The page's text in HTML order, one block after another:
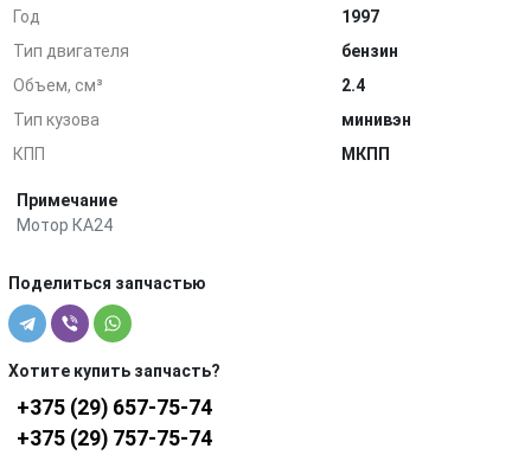
Год
1997
Тип двигателя
бензин
Объем, см³
2.4
Тип кузова
минивэн
КПП
МКПП
Примечание
Мотор КА24
Поделиться запчастью
Хотите купить запчасть?
+375 (29) 657-75-74
+375 (29) 757-75-74